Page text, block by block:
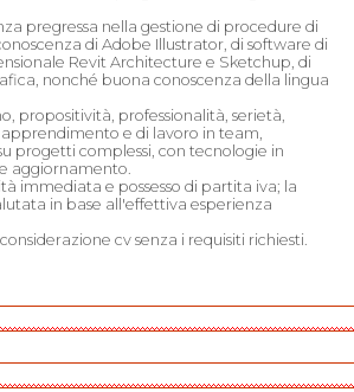
pregressa nella gestione di procedure di
di Adobe Illustrator, di software di
Revit Architecture e Sketchup, di
nonché buona conoscenza della lingua
propositività, professionalità, serietà,
e di lavoro in team,
progetti complessi, con tecnologie in
aggiornamento.
immediata e possesso di partita iva; la
in base all'effettiva esperienza
cv senza i requisiti richiesti.